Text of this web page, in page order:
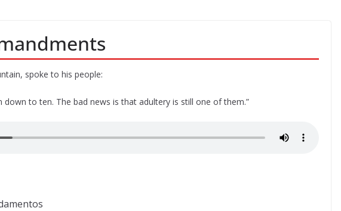
spoke to his people:
to ten. The bad news is that adultery is still one of them.”